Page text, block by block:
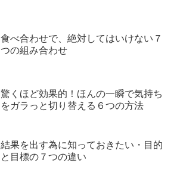
食べ合わせで、絶対してはいけない７
つの組み合わせ
驚くほど効果的！ほんの一瞬で気持ち
をガラっと切り替える６つの方法
結果を出す為に知っておきたい・目的
と目標の７つの違い